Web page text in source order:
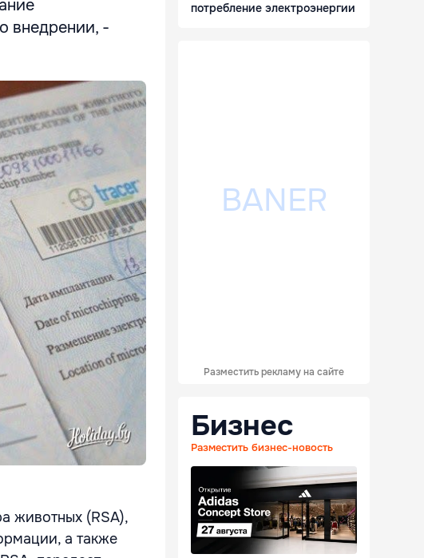
внедрении, -
животных (RSA),
а также
потребление электроэнергии
Разместить рекламу на сайте
Бизнес
Разместить бизнес-новость